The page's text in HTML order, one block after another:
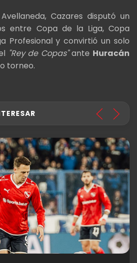
Cazares disputó un
entre Copa de la Liga, Copa
Profesional y convirtió un solo
"Rey de Copas"ante Huracán
torneo.